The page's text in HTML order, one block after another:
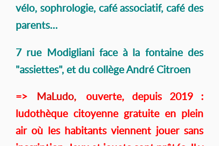
vélo, sophrologie, café associatif, café des
parents…
7 rue Modigliani face à la fontaine des
"assiettes", et du collège André Citroen
=>
MaLudo,
ouverte, depuis 2019 :
ludothèque citoyenne gratuite en plein
air où les habitants viennent jouer sans